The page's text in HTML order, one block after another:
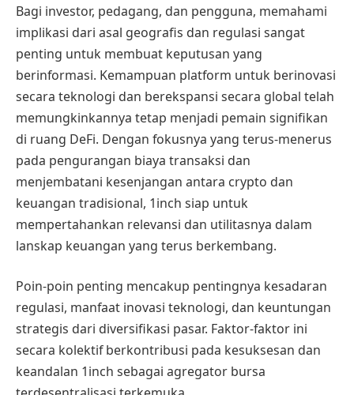
Bagi investor, pedagang, dan pengguna, memahami
implikasi dari asal geografis dan regulasi sangat
penting untuk membuat keputusan yang
berinformasi. Kemampuan platform untuk berinovasi
secara teknologi dan berekspansi secara global telah
memungkinkannya tetap menjadi pemain signifikan
di ruang DeFi. Dengan fokusnya yang terus-menerus
pada pengurangan biaya transaksi dan
menjembatani kesenjangan antara crypto dan
keuangan tradisional, 1inch siap untuk
mempertahankan relevansi dan utilitasnya dalam
lanskap keuangan yang terus berkembang.
Poin-poin penting mencakup pentingnya kesadaran
regulasi, manfaat inovasi teknologi, dan keuntungan
strategis dari diversifikasi pasar. Faktor-faktor ini
secara kolektif berkontribusi pada kesuksesan dan
keandalan 1inch sebagai agregator bursa